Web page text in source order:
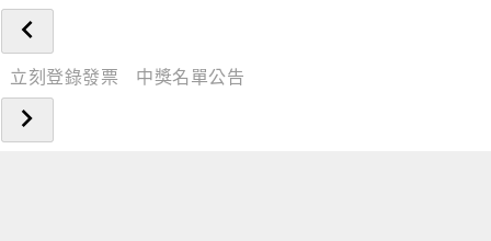
立刻登錄發票 中獎名單公告